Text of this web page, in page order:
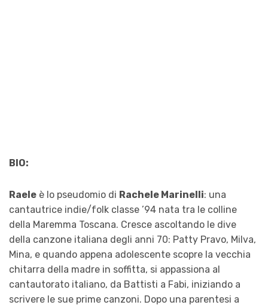
BIO:
Raele è lo pseudomio di Rachele Marinelli: una
cantautrice indie/folk classe ’94 nata tra le colline
della Maremma Toscana. Cresce ascoltando le dive
della canzone italiana degli anni 70: Patty Pravo, Milva,
Mina, e quando appena adolescente scopre la vecchia
chitarra della madre in soffitta, si appassiona al
cantautorato italiano, da Battisti a Fabi, iniziando a
scrivere le sue prime canzoni. Dopo una parentesi a